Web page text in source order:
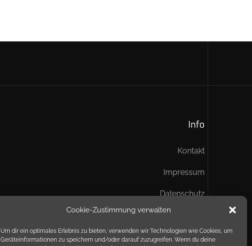
Cookie-Zustimmung verwalten
Um dir ein optimales Erlebnis zu bieten, verwenden wir Technologien wie Cookies, um
Geräteinformationen zu speichern und/oder darauf zuzugreifen. Wenn du deine
Info
Kontakt
Impressum
Datenschutz